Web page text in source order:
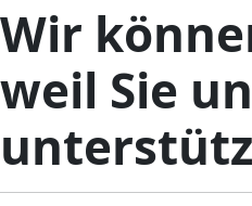
Wir
weil Sie